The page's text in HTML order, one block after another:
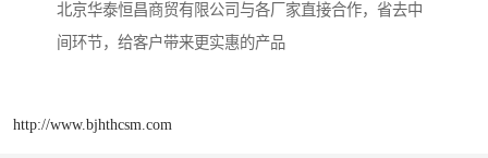
北京华泰恒昌商贸有限公司与各厂家直接合作，省去中
间环节，给客户带来更实惠的产品
http://www.bjhthcsm.com